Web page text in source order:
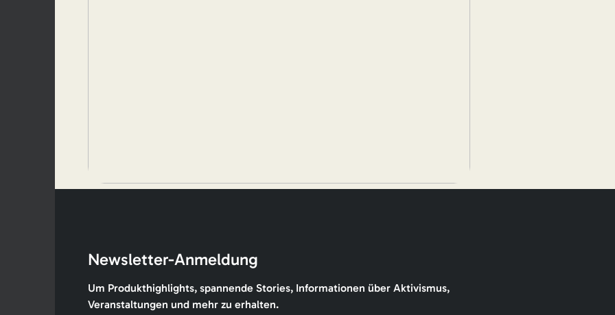
Newsletter-Anmeldung
Um Produkthighlights, spannende Stories, Informationen über Aktivismus,
Veranstaltungen und mehr zu erhalten.